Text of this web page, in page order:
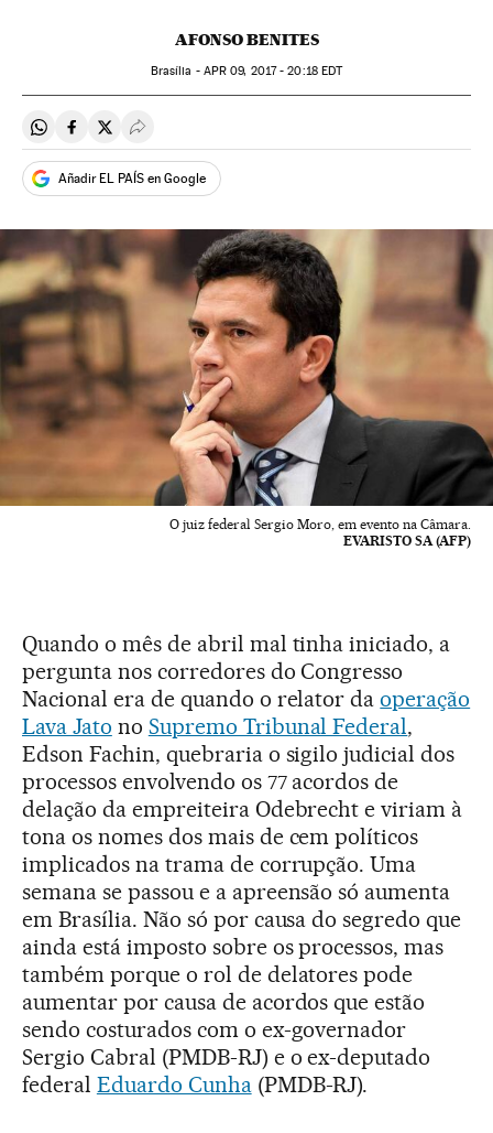
AFONSO BENITES
Brasília - APR 09, 2017 - 20:18EDT
Compartir en Whatsapp
Compartir en Facebook
Compartir en Twitter
Desplegar Redes Sociales
Añadir EL PAÍS en Google
O juiz federal Sergio Moro, em evento na Câmara.
EVARISTO SA (AFP)
Quando o mês de abril mal tinha iniciado, a
pergunta nos corredores do Congresso
Nacional era de quando o relator daoperação
Lava Jato no Supremo Tribunal Federal,
Edson Fachin, quebraria o sigilo judicial dos
processos envolvendo os 77 acordos de
delação da empreiteira Odebrecht e viriam à
tona os nomes dos mais de cem políticos
implicados na trama de corrupção. Uma
semana se passou e a apreensão só aumenta
em Brasília. Não só por causa do segredo que
ainda está imposto sobre os processos, mas
também porque o rol de delatores pode
aumentar por causa de acordos que estão
sendo costurados com o ex-governador
Sergio Cabral (PMDB-RJ) e o ex-deputado
federal Eduardo Cunha(PMDB-RJ).